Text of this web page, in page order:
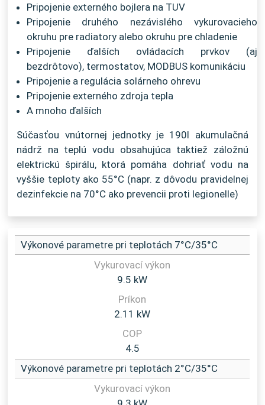
Pripojenie externého bojlera na TUV
Pripojenie druhého nezávislého vykurovacieho
okruhu pre radiatory alebo okruhu pre chladenie
Pripojenie ďalších ovládacích prvkov (aj
bezdrôtovo), termostatov, MODBUS komunikáciu
Pripojenie a regulácia solárneho ohrevu
Pripojenie externého zdroja tepla
A mnoho ďalších
Súčasťou vnútornej jednotky je 190l akumulačná
nádrž na teplú vodu obsahujúca taktiež záložnú
elektrickú špirálu, ktorá pomáha dohriať vodu na
vyššie teploty ako 55°C (napr. z dôvodu pravidelnej
dezinfekcie na 70°C ako prevencii proti legionelle)
Výkonové parametre pri teplotách 7°C/35°C
9.5 kW
2.11 kW
4.5
Výkonové parametre pri teplotách 2°C/35°C